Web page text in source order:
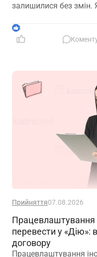
залишилися без змін.
підрозділі з новою
переміщення? Чи
зміною істотних умов
був обліковцем
перейменування
3
Прийняття07.08.2026
Працевлаштування
перевести у «Дію»:
договору
Працевлаштування